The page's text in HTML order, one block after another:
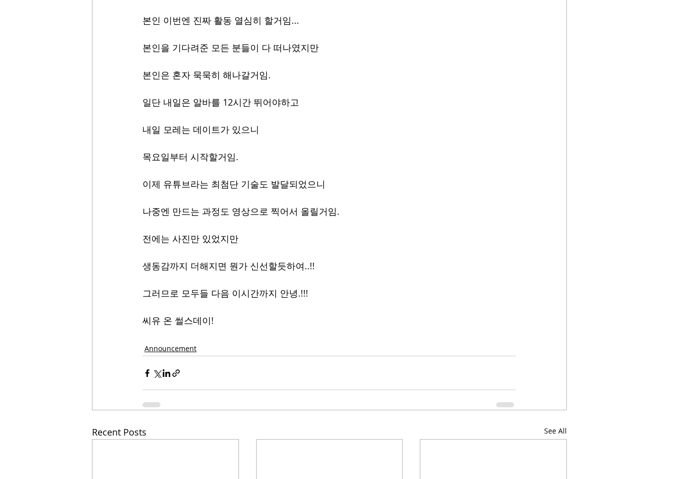
본인 이번엔 진짜 활동 열심히 할거임...
본인을 기다려준 모든 분들이 다 떠나였지만
본인은 혼자 묵묵히 해나갈거임.
일단 내일은 알바를 12시간 뛰어야하고
내일 모레는 데이트가 있으니
목요일부터 시작할거임.
이제 유튜브라는 최첨단 기술도 발달되었으니
나중엔 만드는 과정도 영상으로 찍어서 올릴거임.
전에는 사진만 있었지만
생동감까지 더해지면 뭔가 신선할듯하여..!!
그러므로 모두들 다음 이시간까지 안녕.!!!
씨유 온 썰스데이!
Announcement
Recent Posts See All